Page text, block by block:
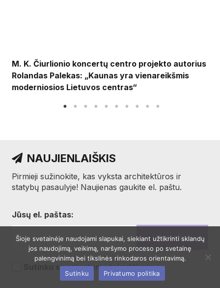
M. K. Čiurlionio koncertų centro projekto autorius
Rolandas Palekas: „Kaunas yra vienareikšmis
moderniosios Lietuvos centras“
NAUJIENLAIŠKIS
Pirmieji sužinokite, kas vyksta architektūros ir
statybų pasaulyje! Naujienas gaukite el. paštu.
Jūsų el. paštas:
Sutinku suprivatumo taisyklėmis
Šioje svetainėje naudojami slapukai, siekiant užtikrinti sklandų
jos naudojimą, veikimą, naršymo proceso po svetainę
palengvinimą bei tikslinės rinkodaros orientavimą.
Sutinku
Privatumo politika